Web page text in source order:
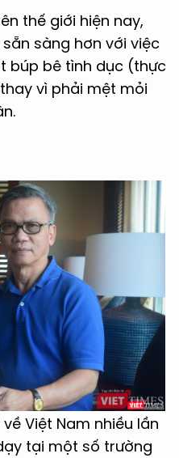
thế giới hiện nay,
sàng hơn với việc
búp bê tình dục (thực
vì phải mệt mỏi
Việt Nam nhiều lần
tại một số trường